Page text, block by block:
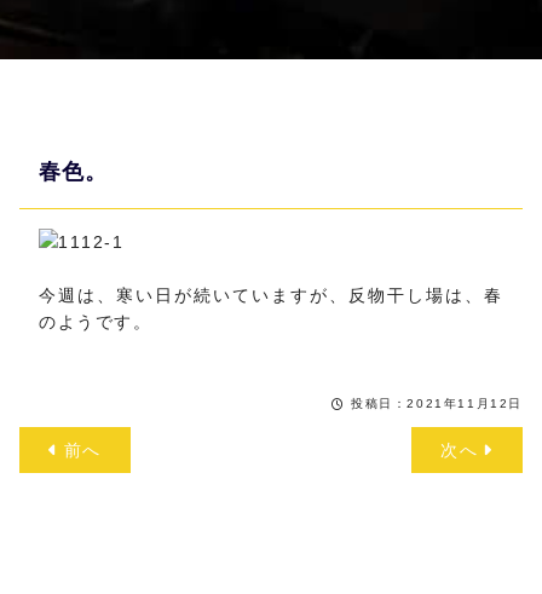
春色。
今週は、寒い日が続いていますが、反物干し場は、春
のようです。
投稿日：2021年11月12日
前へ 次へ